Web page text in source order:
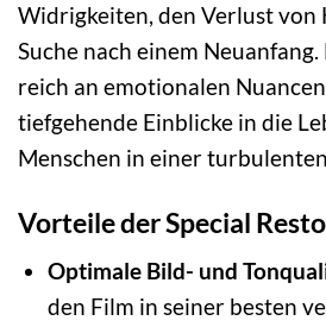
Widrigkeiten, den Verlust von
Suche nach einem
reich an emotionalen
tiefgehende Einblicke in die
Menschen in einer
Vorteile der Special
Optimale Bild- und
den Film in seiner besten